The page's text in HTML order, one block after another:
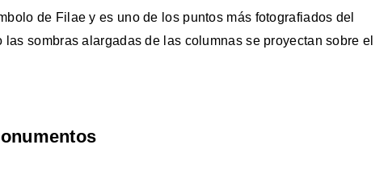
de Filae y es uno de los puntos más fotografiados del
sombras alargadas de las columnas se proyectan sobre el